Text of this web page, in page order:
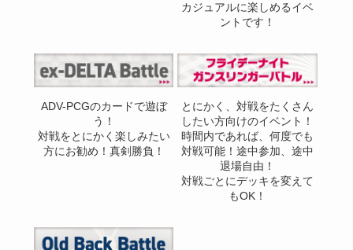
カジュアルに楽しめるイベ
ントです！
ADV-PCGのカードで遊ぼ
う！
対戦をとにかく楽しみたい
方にお勧め！真剣勝負！
とにかく、対戦をたくさん
したい方向けのイベント！
時間内であれば、何度でも
対戦可能！途中参加、途中
退場自由！
対戦ごとにデッキを変えて
もOK！